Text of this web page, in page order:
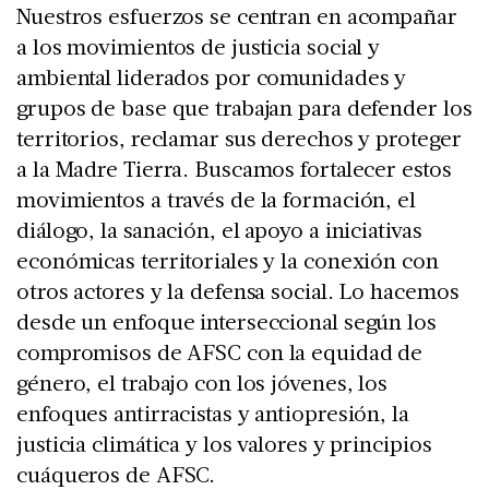
Nuestros esfuerzos se centran en acompañar
a los movimientos de justicia social y
ambiental liderados por comunidades y
grupos de base que trabajan para defender los
territorios, reclamar sus derechos y proteger
a la Madre Tierra. Buscamos fortalecer estos
movimientos a través de la formación, el
diálogo, la sanación, el apoyo a iniciativas
económicas territoriales y la conexión con
otros actores y la defensa social. Lo hacemos
desde un enfoque interseccional según los
compromisos de AFSC con la equidad de
género, el trabajo con los jóvenes, los
enfoques antirracistas y antiopresión, la
justicia climática y los valores y principios
cuáqueros de AFSC.